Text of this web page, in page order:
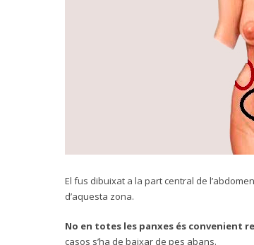
El fus dibuixat a la part central de
d’aquesta zona.
No en totes les panxes és convenient
casos s’ha de baixar de pes abans.